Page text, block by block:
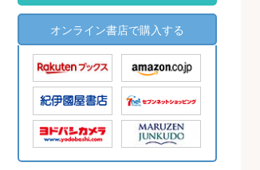
オンライン書店で購入する